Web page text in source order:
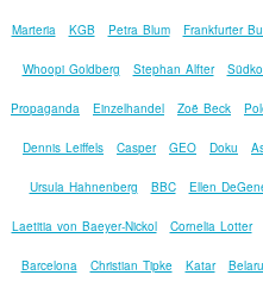
Marteria KGB Petra Blum Frankfurter
Whoopi Goldberg Stephan Alfter
Propaganda Einzelhandel Zoë Beck
Dennis Leiffels Casper GEO Doku
Ursula Hahnenberg BBC Ellen
Laetitia von Baeyer-Nickol Cornelia Lotter
Barcelona Christian Tipke Katar